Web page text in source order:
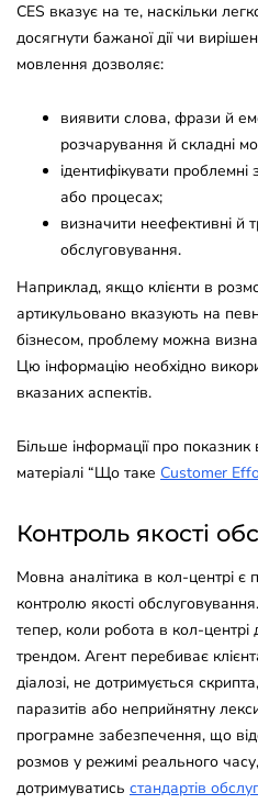
CES вказує на те, наскільки
досягнути бажаної дії чи
мовлення дозволяє:
виявити слова, фрази й
розчарування й складні
ідентифікувати
або процесах;
визначити неефективні й
обслуговування.
Наприклад, якщо клієнти в
артикульовано вказують на
бізнесом, проблему можна
Цю інформацію необхідно
вказаних аспектів.
Більше інформації про
матеріалі “Що таке Customer
Контроль якості
Мовна аналітика в кол-центрі є
контролю якості
тепер, коли робота в кол-центрі
трендом. Агент перебиває
діалозі, не дотримується
паразитів або неприйнятну
програмне забезпечення, що
розмов у режимі реального
дотримуватись стандартів